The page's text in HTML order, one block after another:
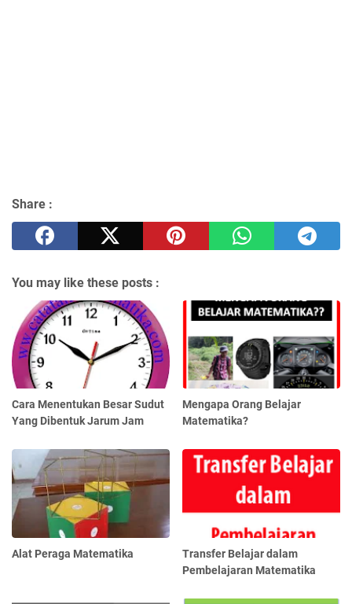
Share :
You may like these posts :
Cara Menentukan Besar Sudut
Yang Dibentuk Jarum Jam
Mengapa Orang Belajar
Matematika?
Alat Peraga Matematika
Transfer Belajar dalam
Pembelajaran Matematika